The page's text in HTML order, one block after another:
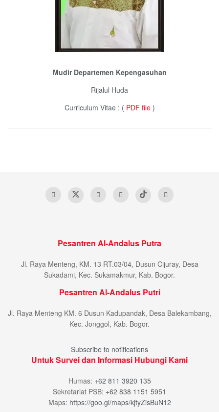
Mudir Departemen Kepengasuhan
Rijalul Huda
Curriculum Vitae : ( PDF file)
Pesantren Al-Andalus Putra
Jl. Raya Menteng, KM. 13 RT.03/04, Dusun Cijuray, Desa
Sukadami, Kec. Sukamakmur, Kab. Bogor.
Pesantren Al-Andalus Putri
Jl. Raya Menteng KM. 6 Dusun Kadupandak, Desa Balekambang,
Kec. Jonggol, Kab. Bogor.
Subscribe to notifications
Untuk Survei dan Informasi Hubungi Kami
Humas: +62 811 3920 135
Sekretariat PSB: +62 838 1151 5951
Maps: https://goo.gl/maps/kjtyZisBuN12